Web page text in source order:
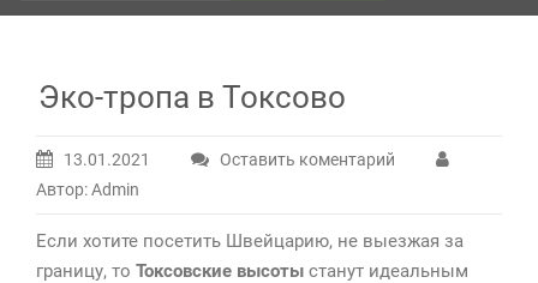
Эко-тропа в Токсово
13.01.2021
Оставить коментарий
Автор: Admin
Если хотите посетить Швейцарию, не выезжая за
границу, то Токсовские высоты станут идеальным